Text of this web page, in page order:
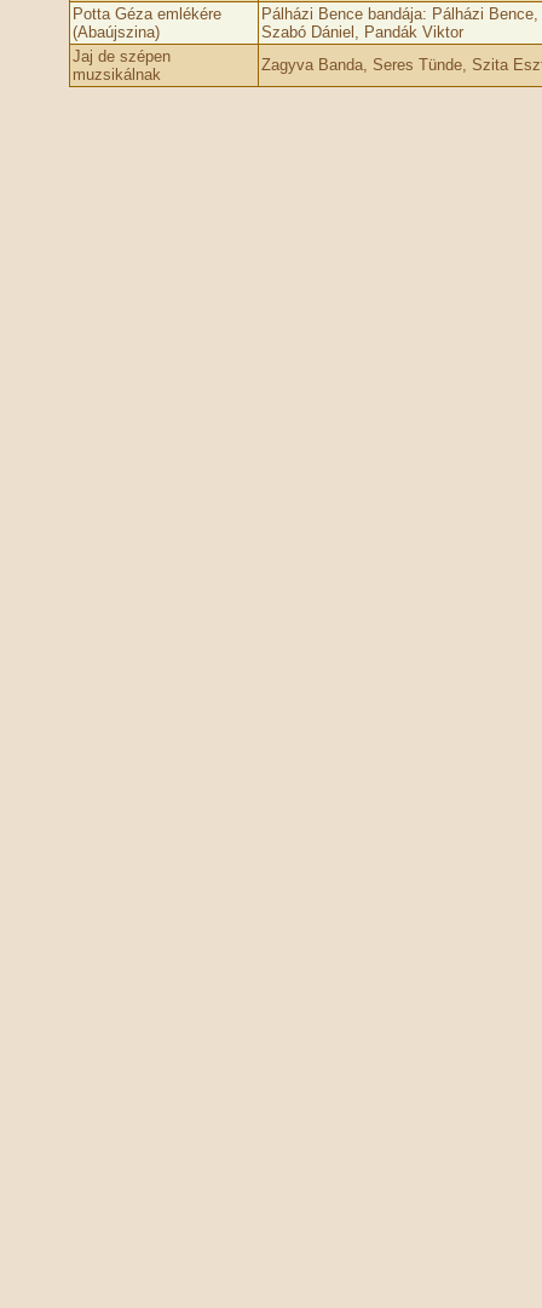
Potta Géza emlékére
(Abaújszina)
Pálházi Bence bandája: Pálházi
Szabó Dániel, Pandák Viktor
Jaj de szépen
muzsikálnak
Zagyva Banda, Seres Tünde, Szita